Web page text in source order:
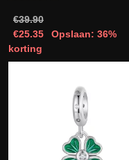
€39.90
€25.35
Opslaan: 36%
korting